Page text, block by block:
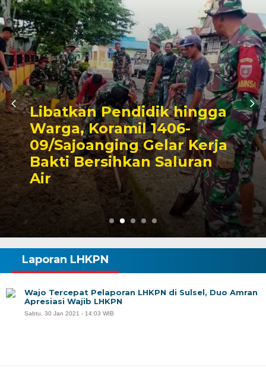
Kerja
Triwulan II 2026,
Pendapatan
Capai 49 Persen,
Rp130 Miliar
Laporan LHKPN
Wajo Tercepat Pelaporan LHKPN di Sulsel, Duo Amran
Apresiasi Wajib LHKPN
Sabtu, 30 Jan 2021 - 14:03 WIB